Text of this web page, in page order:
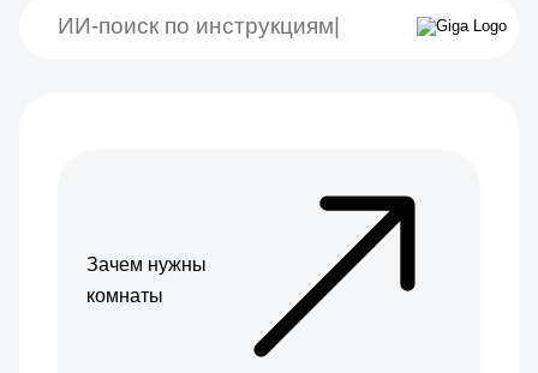
Зачем нужны
комнаты